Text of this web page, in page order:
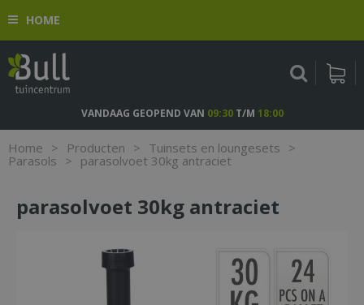
n
o
HOME
Home > Producten > Tuinsets en loungesets >
Parasols > parasolvoet 30kg antraciet
VANDAAG GEOPEND VAN 09:30T/M 18:00
parasolvoet 30kg antraciet